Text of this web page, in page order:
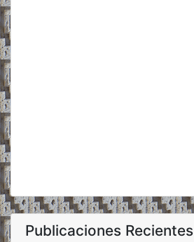
Publicaciones Recientes